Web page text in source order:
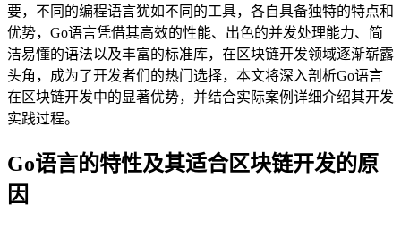
要，不同的编程语言犹如不同的工具，各自具备独特的特点和
优势，Go语言凭借其高效的性能、出色的并发处理能力、简
洁易懂的语法以及丰富的标准库，在区块链开发领域逐渐崭露
头角，成为了开发者们的热门选择，本文将深入剖析Go语言
在区块链开发中的显著优势，并结合实际案例详细介绍其开发
实践过程。
Go语言的特性及其适合区块链开发的原
因